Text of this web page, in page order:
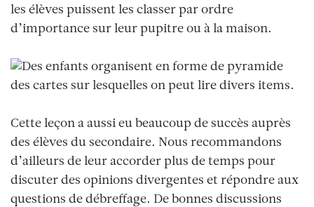
les élèves puissent les classer par ordre
d’importance sur leur pupitre ou à la maison.
Cette leçon a aussi eu beaucoup de succès auprès
des élèves du secondaire. Nous recommandons
d’ailleurs de leur accorder plus de temps pour
discuter des opinions divergentes et répondre aux
questions de débreffage. De bonnes discussions